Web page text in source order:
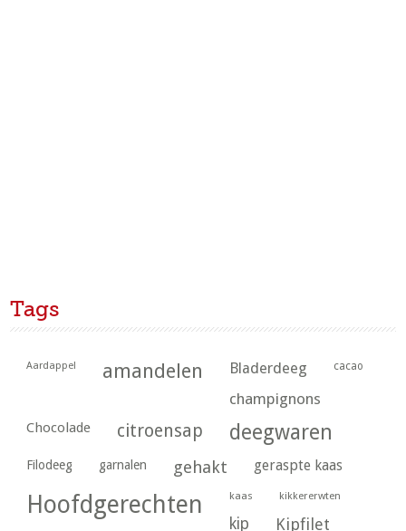
Tags
Aardappel amandelen Bladerdeeg cacao
champignons
Chocolade citroensap deegwaren
Filodeeg garnalen gehakt geraspte kaas
Hoofdgerechten kaas kikkererwten
kip Kipfilet